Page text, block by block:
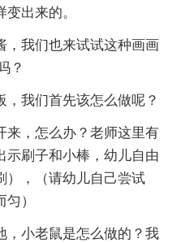
出来的。
，我们也来试试这种画画
？
，我们首先该怎么做呢？
来，怎么办？老师这里有
示刷子和小棒，幼儿自由
），（请幼儿自己尝试
）
，小老鼠是怎么做的？我